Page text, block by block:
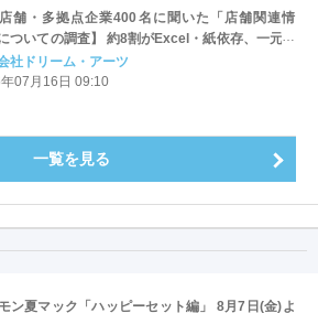
店舗・多拠点企業400名に聞いた「店舗関連情
ついての調査】 約8割がExcel・紙依存、一元管
ている企業は約2割。店舗・拠点情報の管理負荷
層・部長に集中
社ドリーム・アーツ
07月16日 09:10
一覧を見る
ン夏マック「ハッピーセット編」 8月7日(金)よ